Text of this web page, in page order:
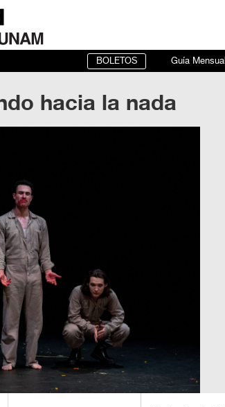
BOLETOS Guía Mensual
hacia la nada